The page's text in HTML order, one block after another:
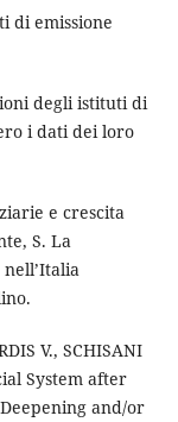
di emissione
degli istituti di
i dati dei loro
e crescita
S. La
V., SCHISANI
System after
and/or